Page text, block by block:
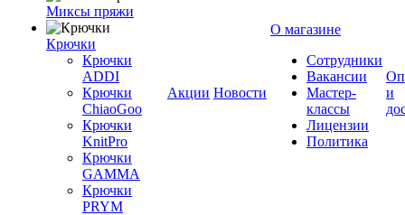
Миксы пряжи
Крючки
Крючки
ADDI
Крючки
ChiaoGoo
Крючки
KnitPro
Крючки
GAMMA
Крючки
PRYM
Акции Новости
О магазине
Сотрудники
Вакансии
Мастер-
классы
Лицензии
Политика
и